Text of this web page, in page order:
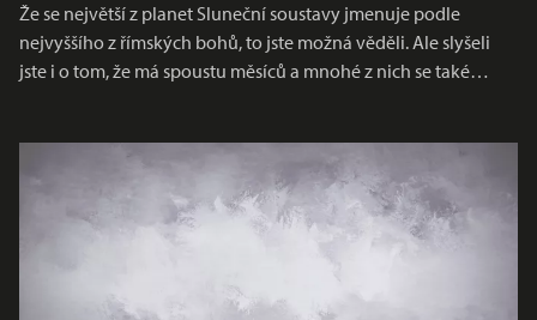
Že se největší z planet Sluneční soustavy jmenuje podle
nejvyššího z římských bohů, to jste možná věděli. Ale slyšeli
jste i o tom, že má spoustu měsíců a mnohé z nich se také…